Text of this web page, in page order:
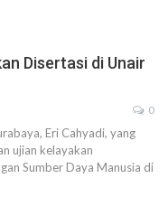
Disertasi di Unair
0
Eri Cahyadi, yang
ujian kelayakan
Sumber Daya Manusia di